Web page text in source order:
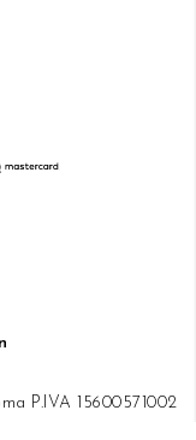
P.IVA 15600571002